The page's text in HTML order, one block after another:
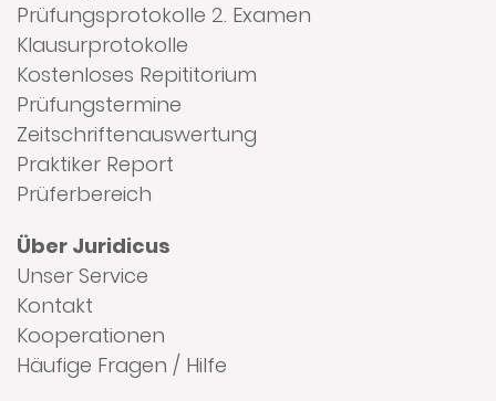
Prüfungsprotokolle 2. Examen
Klausurprotokolle
Kostenloses Repititorium
Prüfungstermine
Zeitschriftenauswertung
Praktiker Report
Prüferbereich
Über Juridicus
Unser Service
Kontakt
Kooperationen
Häufige Fragen / Hilfe